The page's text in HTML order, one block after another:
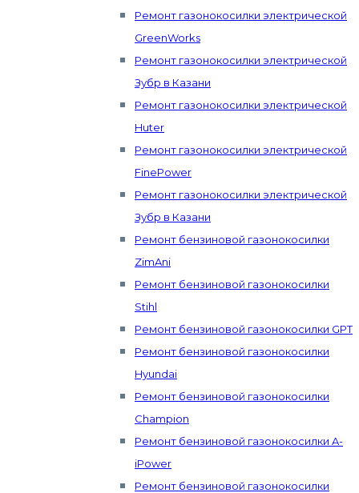
Ремонт газонокосилки электрической
GreenWorks
Ремонт газонокосилки электрической
Зубр в Казани
Ремонт газонокосилки электрической
Huter
Ремонт газонокосилки электрической
FinePower
Ремонт газонокосилки электрической
Зубр в Казани
Ремонт бензиновой газонокосилки
ZimAni
Ремонт бензиновой газонокосилки
Stihl
Ремонт бензиновой газонокосилки GPT
Ремонт бензиновой газонокосилки
Hyundai
Ремонт бензиновой газонокосилки
Champion
Ремонт бензиновой газонокосилки A-
iPower
Ремонт бензиновой газонокосилки